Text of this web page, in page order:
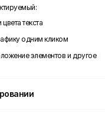
текста
одним кликом
элементов и другое